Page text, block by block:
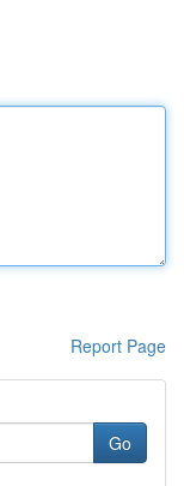
Report Page
Go